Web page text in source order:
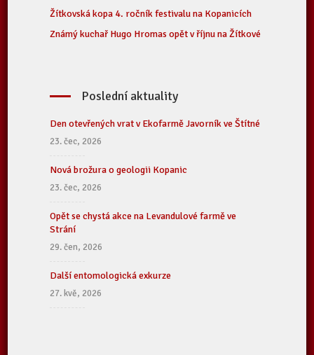
Žítkovská kopa 4. ročník festivalu na Kopanicích
Známý kuchař Hugo Hromas opět v říjnu na Žítkové
Poslední aktuality
Den otevřených vrat v Ekofarmě Javorník ve Štítné
23. čec, 2026
Nová brožura o geologii Kopanic
23. čec, 2026
Opět se chystá akce na Levandulové farmě ve
Strání
29. čen, 2026
Další entomologická exkurze
27. kvě, 2026